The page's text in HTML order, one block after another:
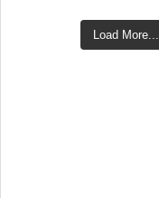
Load More...